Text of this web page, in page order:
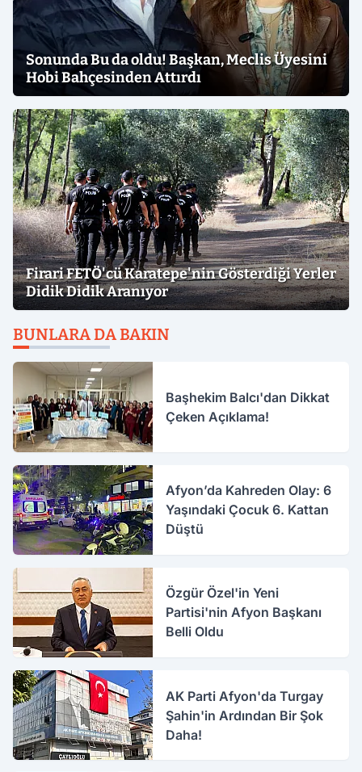
Sonunda Bu da oldu! Başkan, Meclis Üyesini
Hobi Bahçesinden Attırdı
Firari FETÖ'cü Karatepe'nin Gösterdiği Yerler
Didik Didik Aranıyor
BUNLARA DA BAKIN
Başhekim Balcı'dan Dikkat
Çeken Açıklama!
Afyon’da Kahreden Olay: 6
Yaşındaki Çocuk 6. Kattan
Düştü
Özgür Özel'in Yeni
Partisi'nin Afyon Başkanı
Belli Oldu
AK Parti Afyon'da Turgay
Şahin'in Ardından Bir Şok
Daha!